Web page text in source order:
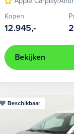
Kopen
12.945,-
Bekijken
Beschikbaar